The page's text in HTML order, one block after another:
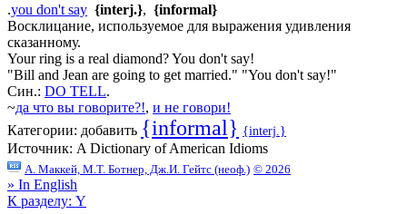
.you don't say {interj.}, {informal}
Восклицание, используемое для выражения удивления
сказанному.
Your ring is a real diamond? You don't say!
"Bill and Jean are going to get married." "You don't say!"
Син.: DO TELL.
~да что вы говорите?!, и не говори!
Категории: добавить {informal} {interj.}
Источник: A Dictionary of American Idioms
А. Маккей, М.Т. Ботнер, Дж.И. Гейтс (неоф.) © 2026
» In English
К разделу: Y